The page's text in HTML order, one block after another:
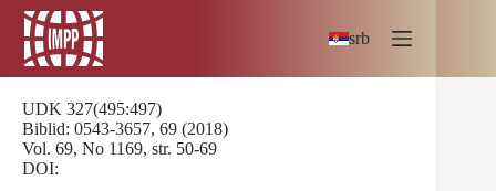
Skip
content
srb
UDK 327(495:497)
Biblid: 0543-3657, 69 (2018)
Vol. 69, No 1169, str. 50-69
DOI: